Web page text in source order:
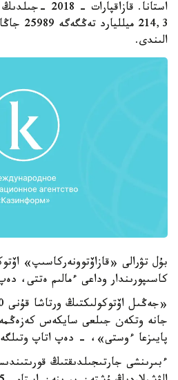
استانا.
214,3
الىندى.
بۇل تۋرالى «قازاۆتوونەركاسىپ»
كاسىپورىندار وداعى ءمالىم ەتتى،
پايىزعا ءوستى»، - دەپ اتاپ
ءبىرىنشى جارتىجىلدىقتىڭ